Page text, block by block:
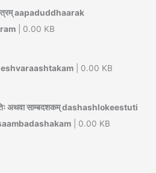
aapaduddhaarak
| 0.00 KB
| 0.00 KB
अथवा साम्बदशकम् dashashlokeestuti
| 0.00 KB